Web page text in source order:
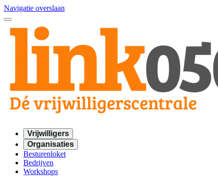
Navigatie overslaan
Vrijwilligers
Organisaties
Besturenloket
Bedrijven
Workshops